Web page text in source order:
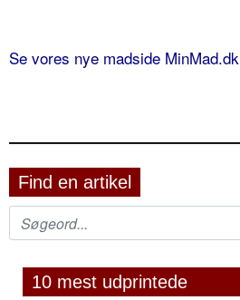
Se vores nye madside MinMad.dk
Find en artikel
10 mest udprintede